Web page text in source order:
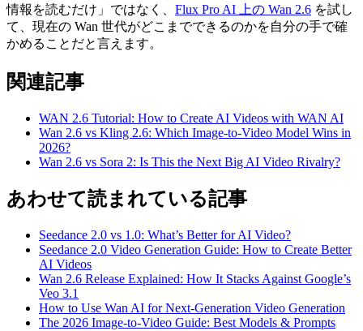
情報を読むだけ」ではなく、 Flux Pro AI 上の Wan 2.6 を試し
て、現在の Wan 世代がどこまでできるのかを自分の手で確
かめることだと言えます。
関連記事
WAN 2.6 Tutorial: How to Create AI Videos with WAN AI
Wan 2.6 vs Kling 2.6: Which Image-to-Video Model Wins in
2026?
Wan 2.6 vs Sora 2: Is This the Next Big AI Video Rivalry?
あわせて読まれている記事
Seedance 2.0 vs 1.0: What’s Better for AI Video?
Seedance 2.0 Video Generation Guide: How to Create Better
AI Videos
Wan 2.6 Release Explained: How It Stacks Against Google’s
Veo 3.1
How to Use Wan AI for Next-Generation Video Generation
The 2026 Image-to-Video Guide: Best Models & Prompts